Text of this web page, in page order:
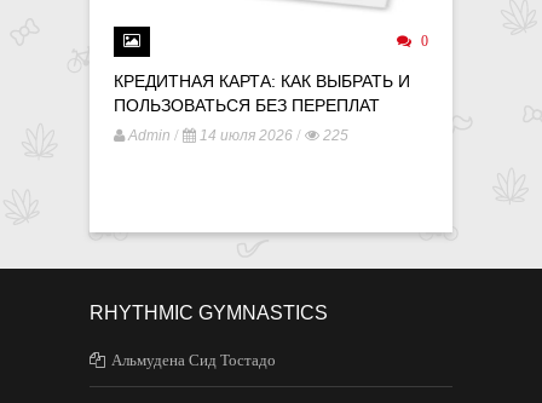
0
КРЕДИТНАЯ КАРТА: КАК ВЫБРАТЬ И
ПОЛЬЗОВАТЬСЯ БЕЗ ПЕРЕПЛАТ
Admin / 14 июля 2026 / 225
RHYTHMIC GYMNASTICS
Альмудена Сид Тостадо